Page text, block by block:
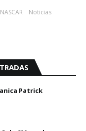
NASCAR Noticias
Patrick